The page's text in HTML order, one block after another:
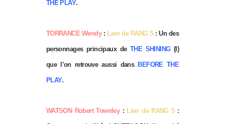
THE PLAY.
TORRANCE Wendy: Lien de RANG 5: Un des
personnages principaux de THE SHINING(I)
que l’on retrouve aussi dansBEFORE THE
PLAY.
WATSON Robert Townley: Lien de RANG 5: